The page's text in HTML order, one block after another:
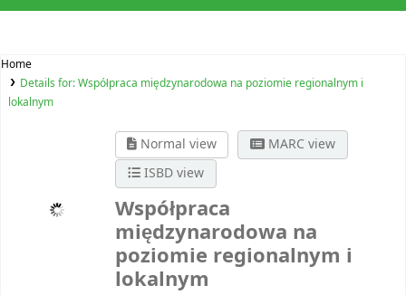
Home
Details for:Współpraca międzynarodowa na poziomie regionalnym i
lokalnym
Normal view
MARC view
ISBD view
Współpraca
międzynarodowa na
poziomie regionalnym i
lokalnym